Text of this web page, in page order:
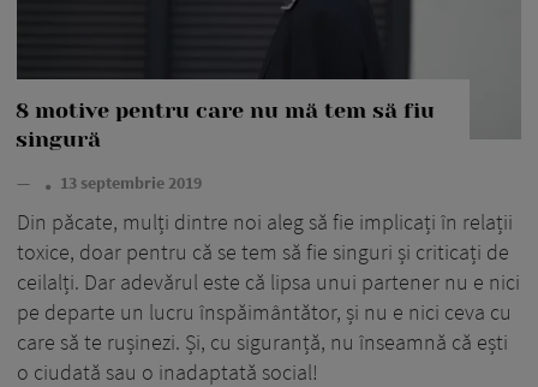
8 motive pentru care nu mă tem să fiu
singură
— 13 septembrie 2019
Din păcate, mulți dintre noi aleg să fie implicați în relații
toxice, doar pentru că se tem să fie singuri și criticați de
ceilalți. Dar adevărul este că lipsa unui partener nu e nici
pe departe un lucru înspăimântător, și nu e nici ceva cu
care să te rușinezi. Și, cu siguranță, nu înseamnă că ești
o ciudată sau o inadaptată social!